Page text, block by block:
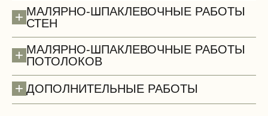
+ МАЛЯРНО-ШПАКЛЕВОЧНЫЕ РАБОТЫ
СТЕН
+ МАЛЯРНО-ШПАКЛЕВОЧНЫЕ РАБОТЫ
ПОТОЛОКОВ
+ ДОПОЛНИТЕЛЬНЫЕ РАБОТЫ